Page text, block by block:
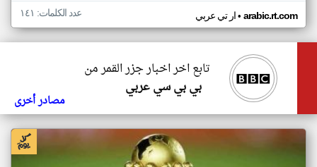
ار تي عربي• arabic.rt.com عدد الكلمات: ١٤١
تابع اخر اخبار جزر القمر من
بي بي سي عربي
مصادر أخرى